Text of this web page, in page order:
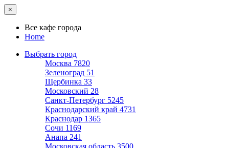
×
Все кафе города
Home
Выбрать город
Москва 7820
Зеленоград 51
Щербинка 33
Московский 28
Санкт-Петербург 5245
Краснодарский край 4731
Краснодар 1365
Сочи 1169
Анапа 241
Московская область 3500